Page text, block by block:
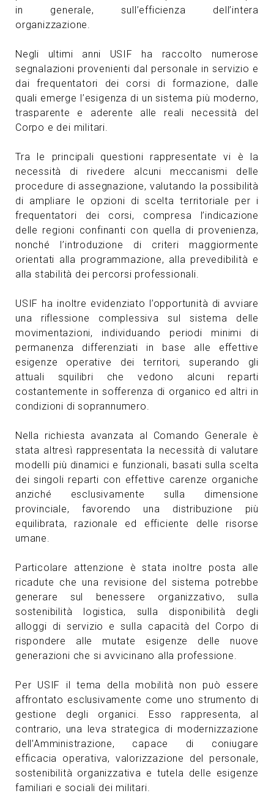
in generale, sull’efficienza dell’intera
organizzazione.
Negli ultimi anni USIF ha raccolto numerose
segnalazioni provenienti dal personale in servizio e
dai frequentatori dei corsi di formazione, dalle
quali emerge l’esigenza di un sistema più moderno,
trasparente e aderente alle reali necessità del
Corpo e dei militari.
Tra le principali questioni rappresentate vi è la
necessità di rivedere alcuni meccanismi delle
procedure di assegnazione, valutando la possibilità
di ampliare le opzioni di scelta territoriale per i
frequentatori dei corsi, compresa l’indicazione
delle regioni confinanti con quella di provenienza,
nonché l’introduzione di criteri maggiormente
orientati alla programmazione, alla prevedibilità e
alla stabilità dei percorsi professionali.
USIF ha inoltre evidenziato l’opportunità di avviare
una riflessione complessiva sul sistema delle
movimentazioni, individuando periodi minimi di
permanenza differenziati in base alle effettive
esigenze operative dei territori, superando gli
attuali squilibri che vedono alcuni reparti
costantemente in sofferenza di organico ed altri in
condizioni di soprannumero.
Nella richiesta avanzata al Comando Generale è
stata altresì rappresentata la necessità di valutare
modelli più dinamici e funzionali, basati sulla scelta
dei singoli reparti con effettive carenze organiche
anziché esclusivamente sulla dimensione
provinciale, favorendo una distribuzione più
equilibrata, razionale ed efficiente delle risorse
umane.
Particolare attenzione è stata inoltre posta alle
ricadute che una revisione del sistema potrebbe
generare sul benessere organizzativo, sulla
sostenibilità logistica, sulla disponibilità degli
alloggi di servizio e sulla capacità del Corpo di
rispondere alle mutate esigenze delle nuove
generazioni che si avvicinano alla professione.
Per USIF il tema della mobilità non può essere
affrontato esclusivamente come uno strumento di
gestione degli organici. Esso rappresenta, al
contrario, una leva strategica di modernizzazione
dell’Amministrazione, capace di coniugare
efficacia operativa, valorizzazione del personale,
sostenibilità organizzativa e tutela delle esigenze
familiari e sociali dei militari.